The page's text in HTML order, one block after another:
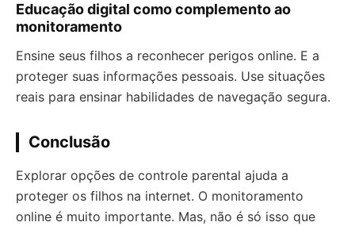
Educação digital como complemento ao
monitoramento
Ensine seus filhos a reconhecer perigos online. E a
proteger suas informações pessoais. Use situações
reais para ensinar habilidades de navegação segura.
Conclusão
Explorar opções de controle parental ajuda a
proteger os filhos na internet. O monitoramento
online é muito importante. Mas, não é só isso que